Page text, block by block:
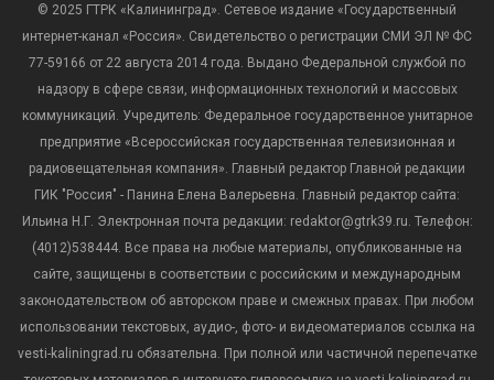
© 2025 ГТРК «Калининград». Сетевое издание «Государственный
интернет-канал «Россия». Свидетельство о регистрации СМИ ЭЛ № ФС
77-59166 от 22 августа 2014 года. Выдано Федеральной службой по
надзору в сфере связи, информационных технологий и массовых
коммуникаций. Учредитель: Федеральное государственное унитарное
предприятие «Всероссийская государственная телевизионная и
радиовещательная компания». Главный редактор Главной редакции
ГИК "Россия" - Панина Елена Валерьевна. Главный редактор сайта:
Ильина Н.Г. Электронная почта редакции: redaktor@gtrk39.ru. Телефон:
(4012)538444. Все права на любые материалы, опубликованные на
сайте, защищены в соответствии с российским и международным
законодательством об авторском праве и смежных правах. При любом
использовании текстовых, аудио-, фото- и видеоматериалов ссылка на
vesti-kaliningrad.ru обязательна. При полной или частичной перепечатке